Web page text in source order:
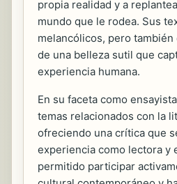
propia realidad y a
mundo que le rodea. Sus
melancólicos, pero
de una belleza sutil que
experiencia humana.
En su faceta como
temas relacionados con la
ofreciendo una crítica que
experiencia como lectora y
permitido participar